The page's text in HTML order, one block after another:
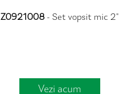
Z0921008- Set vopsit mic 2"
Vezi acum